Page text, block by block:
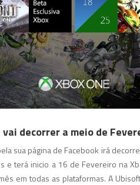
decorrer a meio de
sua página de Facebook irá
e terá inicio a 16 de Fevereiro na
em todas as plataformas. A